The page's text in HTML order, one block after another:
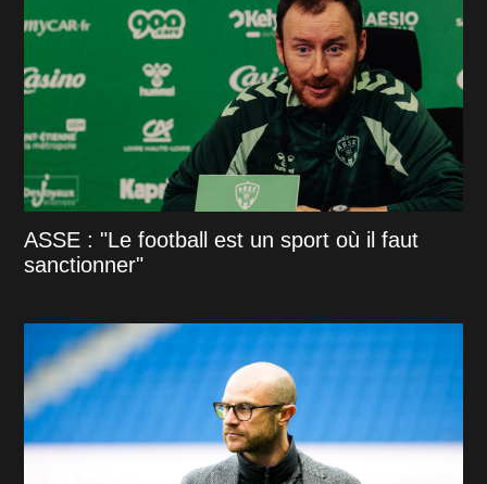
ASSE : "Le football est un sport où il faut
sanctionner"